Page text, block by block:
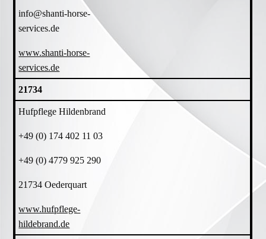
info@shanti-horse-
services.de
www.shanti-horse-
services.de
21734
Hufpflege Hildenbrand
+49 (0) 174 402 11 03
+49 (0) 4779 925 290
21734 Oederquart
www.hufpflege-
hildebrand.de